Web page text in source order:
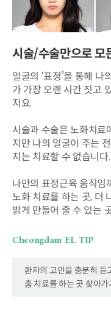
시술/수술만으로 모
얼굴의 ‘표정’을 통해 나
가 가장 오랜 시간 짓고
지요.
시술과 수술은 노화치료
지만 나의 얼굴이 주는 전
지는 치료할 수 없습니다.
나만의 표정근육 움직임
노화 치료를 하는 곳, 더
밝게 만들어 줄 수 있는
Cheongdam EL TIP
환자의 고민을 충분히 듣
춤 치료를 하는 곳 찾아가